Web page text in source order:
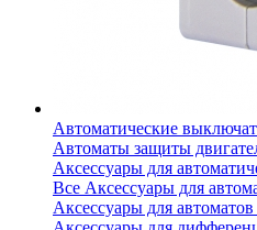
Автоматические
Автоматы защиты
Аксессуары для
Все Аксессуары для
Аксессуары для